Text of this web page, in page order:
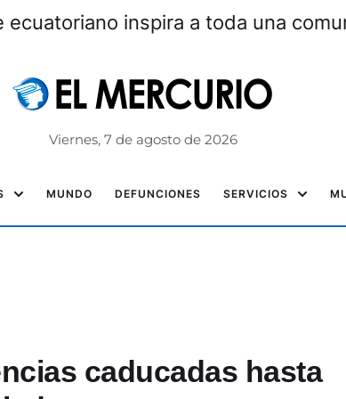
ecuatoriano inspira a toda una
Viernes, 7 de agosto de 2026
MUNDO DEFUNCIONES SERVICIOS
caducadas hasta